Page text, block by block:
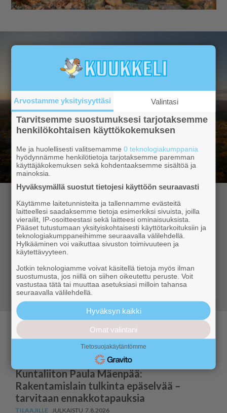
Hyvä lukija,
Kuukkeli tarjoaa sinulle aidosti paikallista uutisointia
ja ajanvietettä – ympärivuotisesti. Tilaa Digi-Kuukkeli
ja tiedät aina, mitä Ylläksellä tapahtuu.
Siirry tilaamaan
Paikallisia uutisia
Kuntaliiton Paula Mäenpää:
Rakentamislain tulkinta epäselvää –
tarvitaan ennakkotapauksia
7.8.2026
Arvostamme yksityisyyttäsi Valintasi
Tarvitsemme suostumuksesi tarjotaksemme
henkilökohtaisen käyttökokemuksen
Me ja huolellisesti valitsemamme0 teknologiakumppania
hyödynnämme henkilötietoja tarjotaksemme paremman
käyttäjäkokemuksen sekä kohdentaaksemme sisältöä ja
mainoksia.
Hyväksymällä suostut tietojesi käyttöön seuraavasti
Käytämme laitetunnisteita ja tallennamme evästeitä
laitteellesi saadaksemme tietoja esimerkiksi sivuista, joilla
vierailit, IP-osoitteestasi sekä laitteesi ominaisuuksista.
Pääset tutustumaan yksityiskohtaisesti käyttötarkoituksiin ja
teknologiakumppaneihimme seuraavalla välilehdellä.
Hylkääminen voi vaikuttaa sivuston toimivuuteen ja
käytettävyyteen.
Jotkin teknologiamme voivat käsitellä tietoja myös ilman
suostumusta, jos niillä on siihen oikeutettu peruste. Voit
vastustaa tätä tai muuttaa asetuksiasi milloin tahansa
seuraavalla välilehdellä.
Hyväksyn kaikki
Omat valintani
Tietosuojakäytäntömme